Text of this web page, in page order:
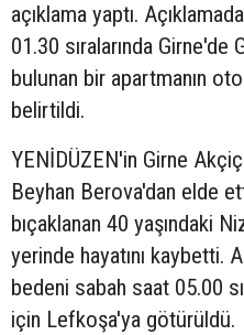
açıklama yaptı.
01.30 sıralarında
bulunan bir apartmanın
belirtildi.
YENİDÜZEN'in Girne
Beyhan Berova'dan elde
bıçaklanan 40 yaşındaki
yerinde hayatını kaybetti.
bedeni sabah saat 05.00
için Lefkoşa'ya götürüldü.